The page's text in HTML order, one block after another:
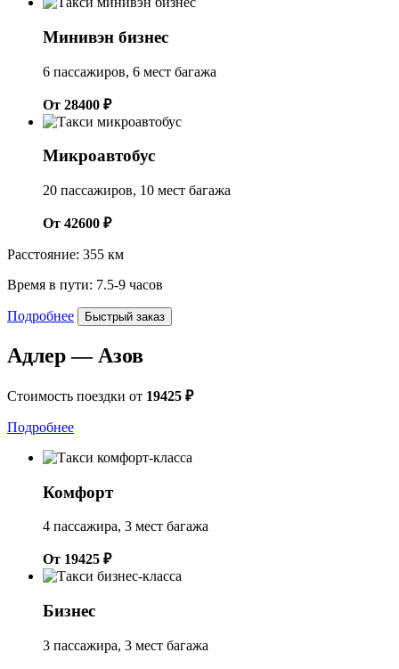
Минивэн бизнес
6 пассажиров, 6 мест багажа
От 28400 ₽
Микроавтобус
20 пассажиров, 10 мест багажа
От 42600 ₽
Расстояние: 355 км
Время в пути: 7.5-9 часов
Подробнее Быстрый заказ
Адлер — Азов
Стоимость поездки от 19425 ₽
Подробнее
Комфорт
4 пассажира, 3 мест багажа
От 19425 ₽
Бизнес
3 пассажира, 3 мест багажа